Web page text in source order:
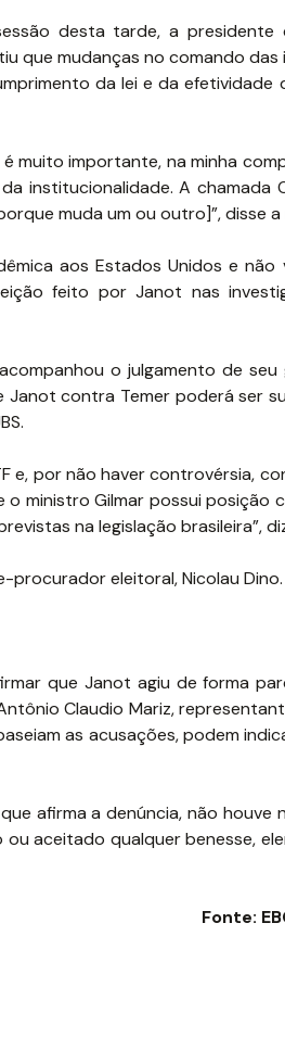
desta tarde, a presidente
que mudanças no comando
da lei e da efetividade
muito importante, na minha
institucionalidade. A chamada
muda um ou outro]”, disse a
aos Estados Unidos e não
feito por Janot nas
o julgamento de seu
contra Temer poderá ser
e, por não haver controvérsia,
ministro Gilmar possui posição
na legislação brasileira”,
eleitoral, Nicolau Dino.
que Janot agiu de forma
Claudio Mariz,
as acusações, podem
afirma a denúncia, não houve
aceitado qualquer benesse,
Fonte: